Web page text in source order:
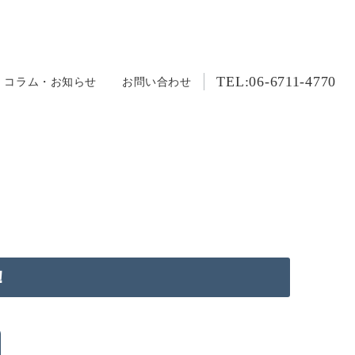
コラム・お知らせ お問い合わせ TEL:06-6711-4770